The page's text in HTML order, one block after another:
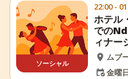
ソーシャル
22:00 -
ホテル
での
ィナー
ムブ
金曜